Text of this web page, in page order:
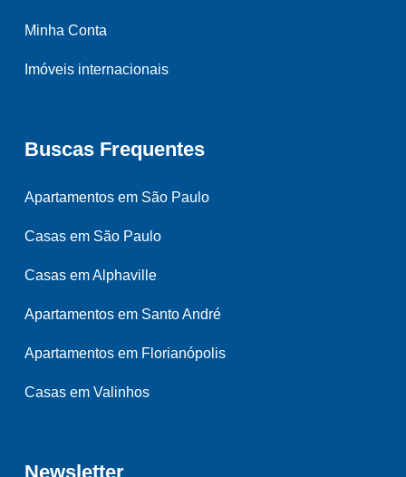
Minha Conta
Imóveis internacionais
Buscas Frequentes
Apartamentos em São Paulo
Casas em São Paulo
Casas em Alphaville
Apartamentos em Santo André
Apartamentos em Florianópolis
Casas em Valinhos
Newsletter